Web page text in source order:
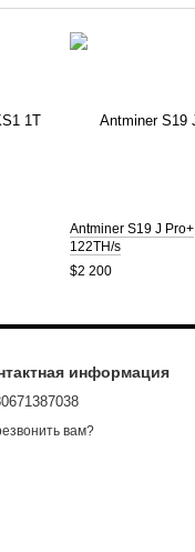
Antminer S19 J Pro+
122TH/s
$2 200
информация
вам?